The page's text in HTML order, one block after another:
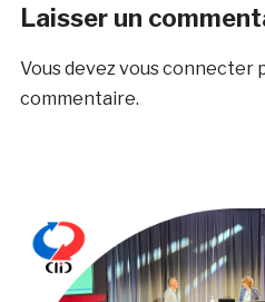
Laisser un
Vous devez vous connecter
commentaire.